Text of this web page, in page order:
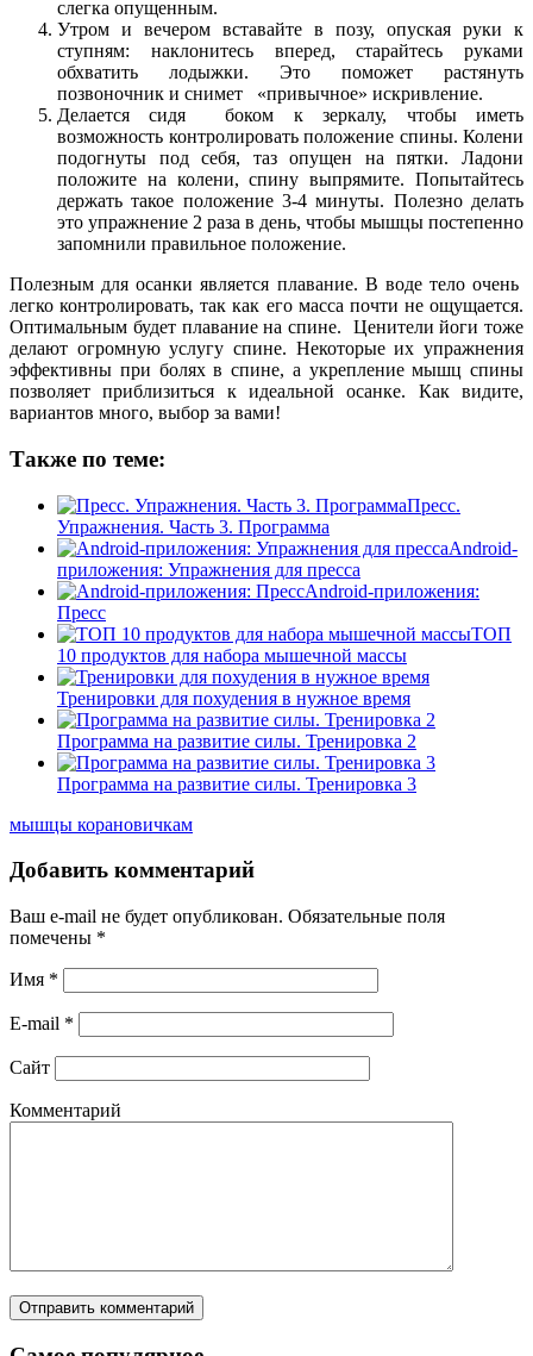
слегка опущенным.
Утром и вечером вставайте в позу, опуская руки к
ступням: наклонитесь вперед, старайтесь руками
обхватить лодыжки. Это поможет растянуть
позвоночник и снимет «привычное» искривление.
Делается сидя боком к зеркалу, чтобы иметь
возможность контролировать положение спины. Колени
подогнуты под себя, таз опущен на пятки. Ладони
положите на колени, спину выпрямите. Попытайтесь
держать такое положение 3-4 минуты. Полезно делать
это упражнение 2 раза в день, чтобы мышцы постепенно
запомнили правильное положение.
Полезным для осанки является плавание. В воде тело очень
легко контролировать, так как его масса почти не ощущается.
Оптимальным будет плавание на спине. Ценители йоги тоже
делают огромную услугу спине. Некоторые их упражнения
эффективны при болях в спине, а укрепление мышц спины
позволяет приблизиться к идеальной осанке. Как видите,
вариантов много, выбор за вами!
Также по теме:
Пресс.
Упражнения. Часть 3. Программа
Android-
приложения: Упражнения для пресса
Android-приложения:
Пресс
ТОП
10 продуктов для набора мышечной массы
Тренировки для похудения в нужное время
Программа на развитие силы. Тренировка 2
Программа на развитие силы. Тренировка 3
мышцы корановичкам
Добавить комментарий
Ваш e-mail не будет опубликован. Обязательные поля
помечены *
Имя *
E-mail *
Сайт
Комментарий